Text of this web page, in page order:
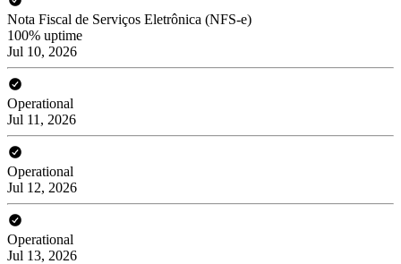
Nota Fiscal de Serviços Eletrônica (NFS-e)
100% uptime
Jul 10, 2026
Operational
Jul 11, 2026
Operational
Jul 12, 2026
Operational
Jul 13, 2026